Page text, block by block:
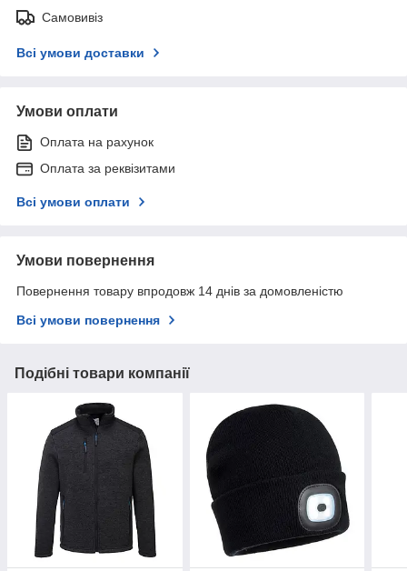
Самовивіз
Всі умови доставки
Умови оплати
Оплата на рахунок
Оплата за реквізитами
Всі умови оплати
Умови повернення
Повернення товару впродовж 14 днів за домовленістю
Всі умови повернення
Подібні товари компанії